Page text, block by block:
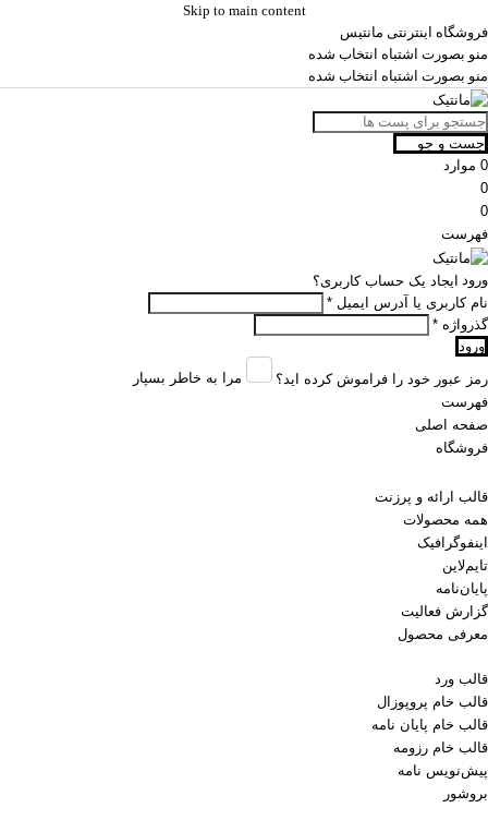
Skip to main content
فروشگاه اینترنتی مانتیس
منو بصورت اشتباه انتخاب شده
منو بصورت اشتباه انتخاب شده
جست و جو
0 موارد
0
0
فهرست
ورود ایجاد یک حساب کاربری؟
نام کاربری یا آدرس ایمیل *
گذرواژه *
ورود
رمز عبور خود را فراموش کرده اید؟
مرا به خاطر بسپار
فهرست
صفحه اصلی
فروشگاه
قالب ارائه و پرزنت
همه محصولات
اینفوگرافیک
تایم‌لاین
پایان‌نامه
گزارش فعالیت
معرفی محصول
قالب ورد
قالب خام پروپوزال
قالب خام پایان نامه
قالب خام رزومه
پیش‌نویس نامه
بروشور